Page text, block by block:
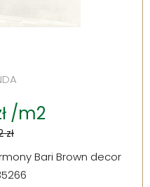
/m2
zł
Bari Brown decor